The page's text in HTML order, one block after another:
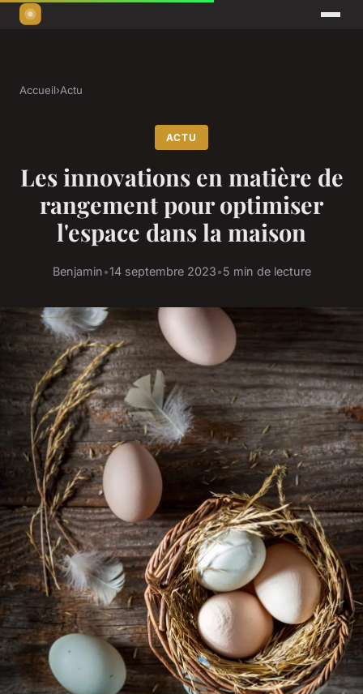
Accueil›Actu
ACTU
Les innovations en matière de
rangement pour optimiser
l'espace dans la maison
Benjamin•14 septembre 2023•5 min de lecture